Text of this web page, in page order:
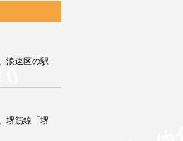
浪速区の駅
堺筋線「堺